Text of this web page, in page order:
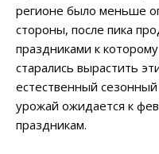
регионе было меньше
стороны, после пика
праздниками к
старались вырастить
естественный
урожай ожидается к
праздникам.